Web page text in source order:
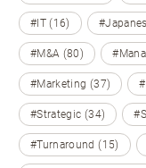
#IT (16)
#M&A (80)
#Marketing (37)
#Strategic (34)
#Turnaround (15)